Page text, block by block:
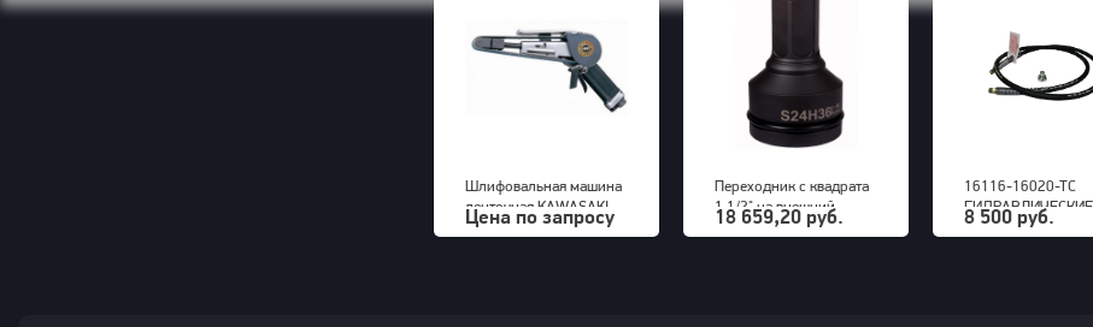
Шлифовальная машина
ленточная KAWASAKI
KPT-520
Цена по запросу
Переходник с квадрата
1 1/2" на внешний
шестигранник 36 мм
18 659,20 руб.
16116-16020-TC
ГИДРАВЛИЧЕСКИЕ
ШЛАНГИ
8 500 руб.